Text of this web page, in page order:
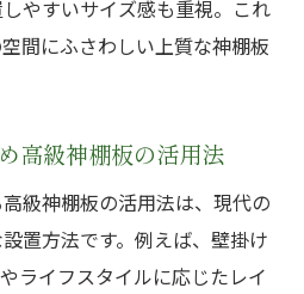
やすいサイズ感も重視。これ
間にふさわしい上質な神棚板
高級神棚板の活用法
級神棚板の活用法は、現代の
置方法です。例えば、壁掛け
ライフスタイルに応じたレイ